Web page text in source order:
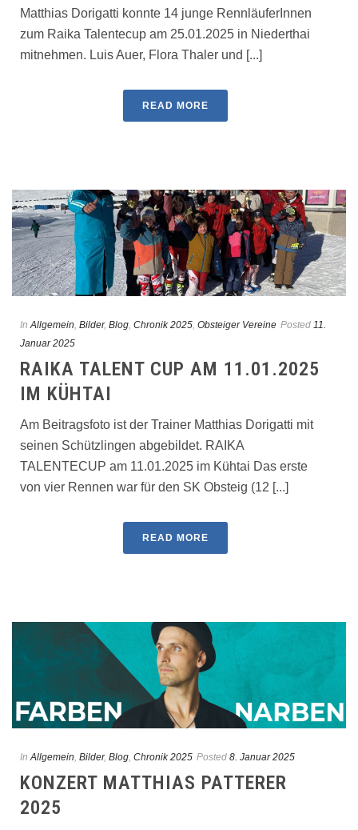
Matthias Dorigatti konnte 14 junge RennläuferInnen
zum Raika Talentecup am 25.01.2025 in Niederthai
mitnehmen. Luis Auer, Flora Thaler und [...]
READ MORE
In Allgemein Bilder, Blog Chronik 2025 Obsteiger Vereine Posted 11.
Januar 2025
RAIKA TALENT CUP AM 11.01.2025
IM KÜHTAI
Am Beitragsfoto ist der Trainer Matthias Dorigatti mit
seinen Schützlingen abgebildet. RAIKA
TALENTECUP am 11.01.2025 im Kühtai Das erste
von vier Rennen war für den SK Obsteig (12 [...]
READ MORE
In Allgemein Bilder, Blog Chronik 2025 Posted 8. Januar 2025
KONZERT MATTHIAS PATTERER
2025